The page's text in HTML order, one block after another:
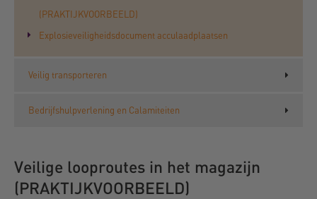
(PRAKTIJKVOORBEELD)
Explosieveiligheidsdocument acculaadplaatsen
Veilig transporteren
Bedrijfshulpverlening en Calamiteiten
Veilige looproutes in het magazijn
(PRAKTIJKVOORBEELD)